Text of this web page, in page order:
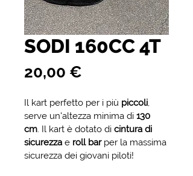
SODI 160CC 4T
20,00 €
Il kart perfetto per i più piccoli,
serve un'altezza minima di 130
cm. Il kart è dotato di cintura di
sicurezza e roll bar per la massima
sicurezza dei giovani piloti!